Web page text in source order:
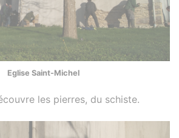
Eglise Saint-Michel
les pierres, du schiste.